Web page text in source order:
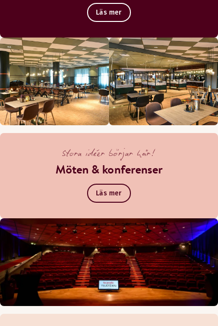
Läs mer
Stora idéer börjar här!
Möten & konferenser
Läs mer